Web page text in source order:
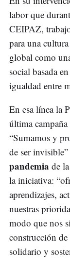
labor que
CEIPAZ,
para una
global como
social basada
igualdad entre
En esa línea la
última
“Sumamos y
de ser
pandemia de
la iniciativa:
aprendizajes,
nuestras
modo que nos
construcción
solidario y